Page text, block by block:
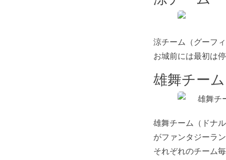
涼チーム（グーフ
お城前には最初は
雄舞チー
雄舞チーム（ドナ
がファンタジーラ
それぞれのチーム